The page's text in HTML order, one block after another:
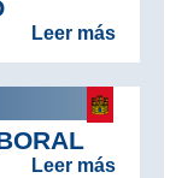
Leer más
Leer más